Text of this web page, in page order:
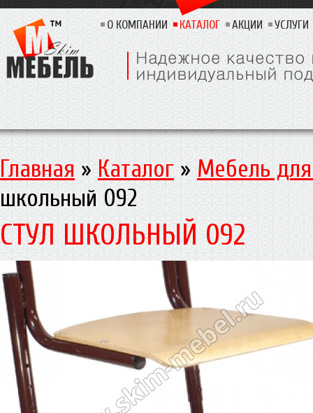
О КОМПАНИИ КАТАЛОГ АКЦИИ УСЛУГИ
Главная » Каталог » Мебель
школьный 092
СТУЛ ШКОЛЬНЫЙ 092